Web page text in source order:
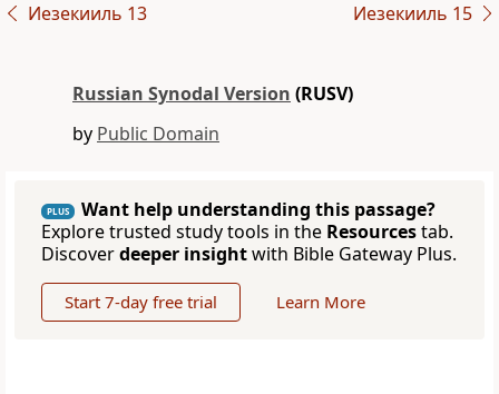
Иезекииль 13 Иезекииль 15
Russian Synodal Version (RUSV)
by Public Domain
PLUS
Want help understanding this passage?
Explore trusted study tools in the Resourcestab.
Discoverdeeper insightwith Bible Gateway Plus.
Start 7-day free trial Learn More